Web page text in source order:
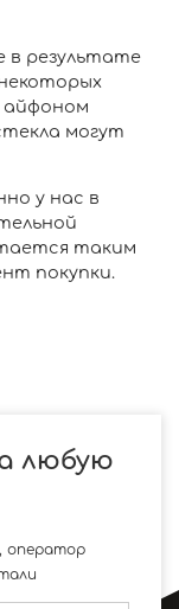
в результате
айфоном
могут
у нас в
таким
покупки.
любую
оператор